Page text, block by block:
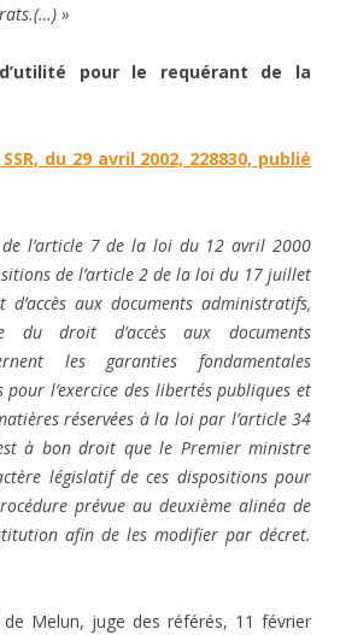
»
pour le requérant de la
du 29 avril 2002, 228830, publié
l’article 7 de la loi du 12 avril 2000
de l’article 2 de la loi du 17 juillet
aux documents administratifs,
du droit d’accès aux documents
les garanties fondamentales
pour l’exercice des libertés publiques et
réservées à la loi par l’article 34
à bon droit que le Premier ministre
législatif de ces dispositions pour
prévue au deuxième alinéa de
afin de les modifier par décret.
Melun, juge des référés, 11 février